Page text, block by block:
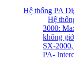
Hệ thống PA
Hệ
3000:
không
SX-
PA-